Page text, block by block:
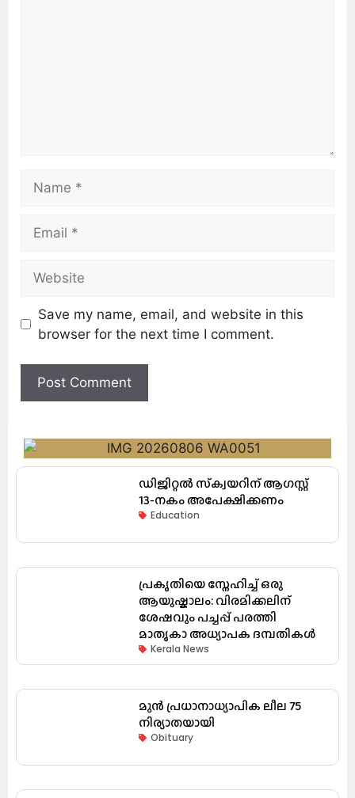
Save my name, email, and website in this
browser for the next time I comment.
ഡിജിറ്റൽ സ്‌ക്വയറിന് ആഗസ്റ്റ്
13-നകം അപേക്ഷിക്കണം
Education
പ്രകൃതിയെ സ്നേഹിച്ച് ഒരു
ആയുഷ്കാലം: വിരമിക്കലിന്
ശേഷവും പച്ചപ്പ് പരത്തി
മാതൃകാ അധ്യാപക ദമ്പതികൾ
Kerala News
മുൻ പ്രധാനാധ്യാപിക ലീല 75
നിര്യാതയായി
Obituary